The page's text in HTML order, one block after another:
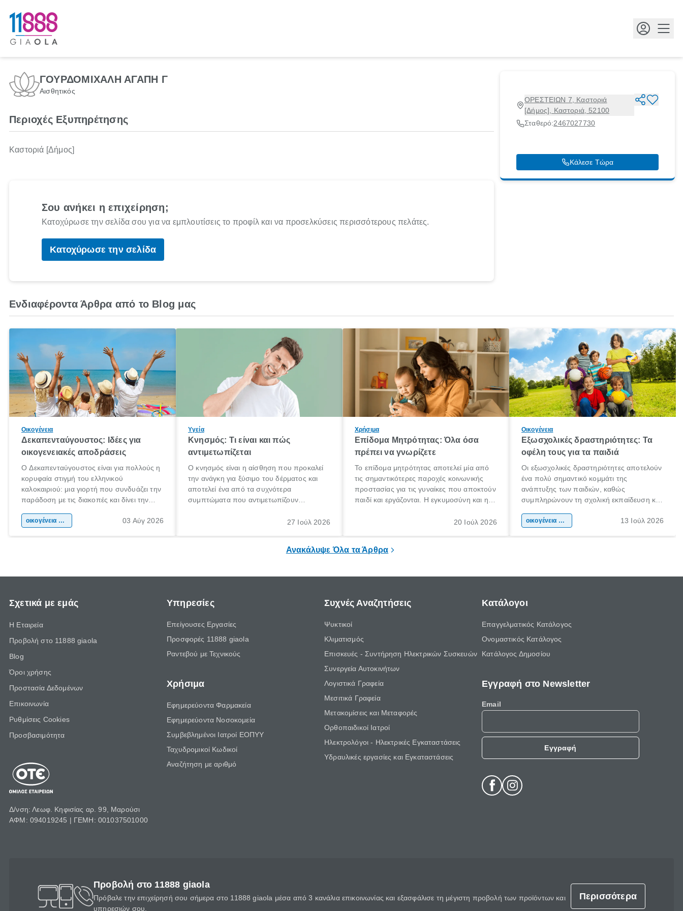
ΓΟΥΡΔΟΜΙΧΑΛΗ ΑΓΑΠΗ Γ
Αισθητικός
ΟΡΕΣΤΕΙΩΝ 7, Καστοριά
[Δήμος], Καστοριά, 52100
Σταθερό:2467027730
Κάλεσε Τώρα
Περιοχές Εξυπηρέτησης
Καστοριά [Δήμος]
Σου ανήκει η επιχείρηση;
Κατοχύρωσε την σελίδα σου για να εμπλουτίσεις το προφίλ και να προσελκύσεις περισσότερους πελάτες.
Κατοχύρωσε την σελίδα
Ενδιαφέροντα Άρθρα από το Blog μας
Οικογένεια
Δεκαπενταύγουστος: Ιδέες για
οικογενειακές αποδράσεις
Ο Δεκαπενταύγουστος είναι για πολλούς η
κορυφαία στιγμή του ελληνικού
καλοκαιριού: μια γιορτή που συνδυάζει την
παράδοση με τις διακοπές και δίνει την
χώρας. Είτε πρόκειται για λίγες μέρες
οικογένεια & παιδί 03 Αύγ 2026
Υγεία
Κνησμός: Τι είναι και πώς
αντιμετωπίζεται
Ο κνησμός είναι η αίσθηση που προκαλεί
την ανάγκη για ξύσιμο του δέρματος και
αποτελεί ένα από τα συχνότερα
συμπτώματα που αντιμετωπίζουν
πληροφορίες για το «κνησμός τι είναι»,
27 Ιούλ 2026
Χρήσιμα
Επίδομα Μητρότητας: Όλα όσα
πρέπει να γνωρίζετε
Το επίδομα μητρότητας αποτελεί μία από
τις σημαντικότερες παροχές κοινωνικής
προστασίας για τις γυναίκες που αποκτούν
παιδί και εργάζονται. Η εγκυμοσύνη και η
σημαντική περίοδος στη ζωή κάθε20 Ιούλ 2026
Οικογένεια
Εξωσχολικές δραστηριότητες: Τα
οφέλη τους για τα παιδιά
Οι εξωσχολικές δραστηριότητες αποτελούν
ένα πολύ σημαντικό κομμάτι της
ανάπτυξης των παιδιών, καθώς
συμπληρώνουν τη σχολική εκπαίδευση και
της προσωπικότητας, της κοινωνικότητας
οικογένεια & παιδί 13 Ιούλ 2026
Ανακάλυψε Όλα τα Άρθρα
Σχετικά με εμάς
Η Εταιρεία
Προβολή στο 11888 giaola
Blog
Όροι χρήσης
Προστασία Δεδομένων
Επικοινωνία
Ρυθμίσεις Cookies
Προσβασιμότητα
Δ/νση: Λεωφ. Κηφισίας αρ. 99, Μαρούσι
ΑΦΜ: 094019245 | ΓΕΜΗ: 001037501000
Υπηρεσίες
Επείγουσες Εργασίες
Προσφορές 11888 giaola
Ραντεβού με Τεχνικούς
Χρήσιμα
Εφημερεύοντα Φαρμακεία
Εφημερεύοντα Νοσοκομεία
Συμβεβλημένοι Ιατροί ΕΟΠΥΥ
Ταχυδρομικοί Κωδικοί
Αναζήτηση με αριθμό
Συχνές Αναζητήσεις
Ψυκτικοί
Κλιματισμός
Επισκευές - Συντήρηση Ηλεκτρικών Συσκευών
Συνεργεία Αυτοκινήτων
Λογιστικά Γραφεία
Μεσιτικά Γραφεία
Μετακομίσεις και Μεταφορές
Ορθοπαιδικοί Ιατροί
Ηλεκτρολόγοι - Ηλεκτρικές Εγκαταστάσεις
Υδραυλικές εργασίες και Εγκαταστάσεις
Κατάλογοι
Επαγγελματικός Κατάλογος
Ονομαστικός Κατάλογος
Κατάλογος Δημοσίου
Εγγραφή στο Newsletter
Email
Εγγραφή
Προβολή στο 11888 giaola
Πρόβαλε την επιχείρησή σου σήμερα στο 11888 giaola μέσα από 3 κανάλια επικοινωνίας και εξασφάλισε τη μέγιστη προβολή των προϊόντων και
υπηρεσιών σου.
Περισσότερα